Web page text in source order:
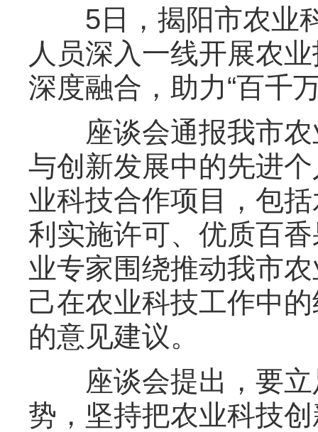
5日，揭阳市农业科
人员深入一线开展农
深度融合，助力“百千
座谈会通报我市农
与创新发展中的先进
业科技合作项目，包
利实施许可、优质百
业专家围绕推动我市
己在农业科技工作中
的意见建议。
座谈会提出，要立
势，坚持把农业科技